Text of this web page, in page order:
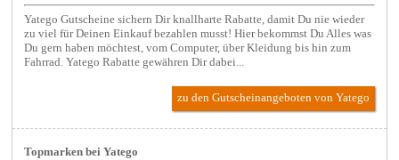
Yatego Gutscheine sichern Dir knallharte Rabatte, damit Du nie wieder
zu viel für Deinen Einkauf bezahlen musst! Hier bekommst Du Alles was
Du gern haben möchtest, vom Computer, über Kleidung bis hin zum
Fahrrad. Yatego Rabatte gewähren Dir dabei...
zu den Gutscheinangeboten von Yatego
Topmarken bei Yatego